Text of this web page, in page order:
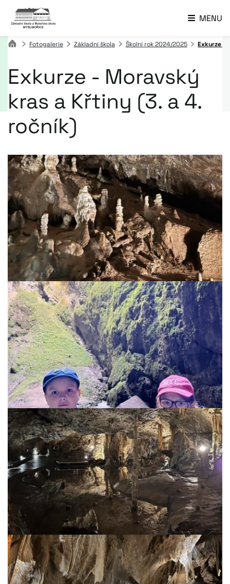
MENU
Fotogalerie Základní škola Školní rok 2024/2025 Exkurze -
Exkurze - Moravský
kras a Křtiny (3. a 4.
ročník)